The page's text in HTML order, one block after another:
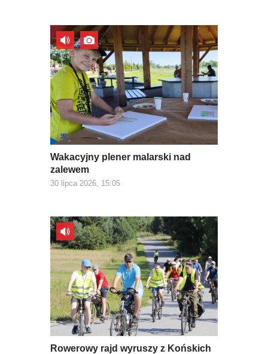
Wakacyjny plener malarski nad
zalewem
30 lipca 2026, 15:05
Rowerowy rajd wyruszy z Końskich